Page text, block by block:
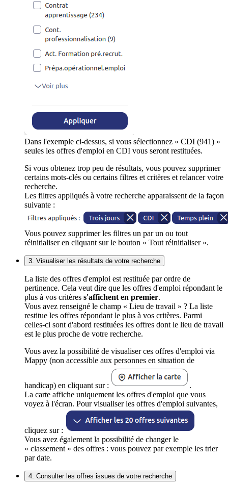
Dans l'exemple ci-dessus, si vous sélectionnez « CDI (941) »
seules les offres d'emploi en CDI vous seront restituées.
Si vous obtenez trop peu de résultats, vous pouvez supprimer
certains mots-clés ou certains filtres et critères et relancer votre
recherche.
Les filtres appliqués à votre recherche apparaissent de la façon
suivante :
Vous pouvez supprimer les filtres un par un ou tout
réinitialiser en cliquant sur le bouton « Tout réinitialiser ».
3. Visualiser les résultats de votre recherche
La liste des offres d'emploi est restituée par ordre de
pertinence. Cela veut dire que les offres d'emploi répondant le
plus à vos critères s'affichent en premier.
Vous avez renseigné le champ « Lieu de travail » ? La liste
restitue les offres répondant le plus à vos critères. Parmi
celles-ci sont d'abord restituées les offres dont le lieu de travail
est le plus proche de votre recherche.
Vous avez la possibilité de visualiser ces offres d'emploi via
Mappy (non accessible aux personnes en situation de
handicap) en cliquant sur :
.
La carte affiche uniquement les offres d'emploi que vous
voyez à l'écran. Pour visualiser les offres d'emploi suivantes,
cliquez sur :
Vous avez également la possibilité de changer le
« classement » des offres : vous pouvez par exemple les trier
par date.
4. Consulter les offres issues de votre recherche